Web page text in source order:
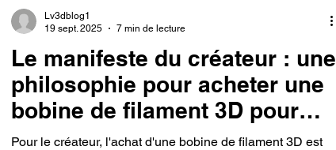
Le manifeste du créateur : une
philosophie pour acheter une
bobine de filament 3D pour
mon imprimante 3D.
Pour le créateur, l'achat d'une bobine de filament 3D est
Lv3dblog1
19 sept. 2025
7 min de lecture